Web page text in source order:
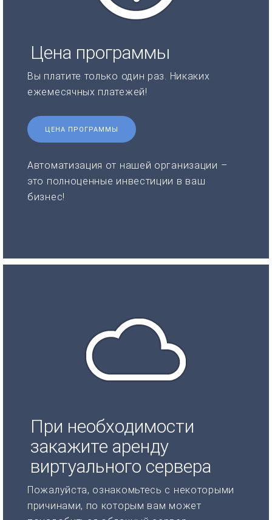
Цена программы
Вы платите только один раз. Никаких
ежемесячных платежей!
ЦЕНА ПРОГРАММЫ
Автоматизация от нашей организации –
это полноценные инвестиции в ваш
бизнес!
При необходимости
закажите аренду
виртуального сервера
Пожалуйста, ознакомьтесь с некоторыми
причинами, по которым вам может